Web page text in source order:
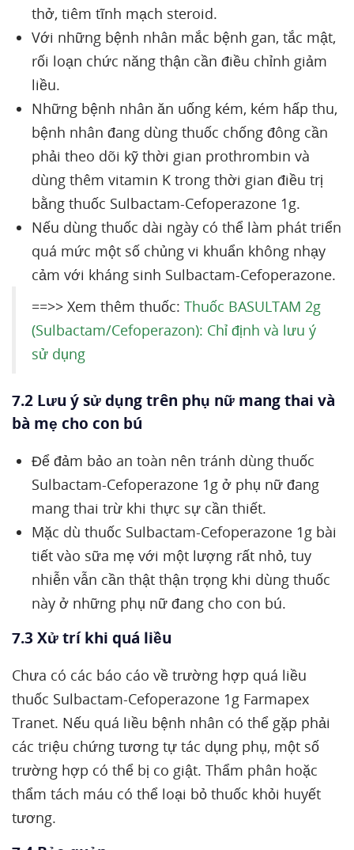
thở, tiêm tĩnh mạch steroid.
Với những bệnh nhân mắc bệnh gan, tắc mật,
rối loạn chức năng thận cần điều chỉnh giảm
liều.
Những bệnh nhân ăn uống kém, kém hấp thu,
bệnh nhân đang dùng thuốc chống đông cần
phải theo dõi kỹ thời gian prothrombin và
dùng thêm vitamin K trong thời gian điều trị
bằng thuốc Sulbactam-Cefoperazone 1g.
Nếu dùng thuốc dài ngày có thể làm phát triển
quá mức một số chủng vi khuẩn không nhạy
cảm với kháng sinh Sulbactam-Cefoperazone.
==>> Xem thêm thuốc: Thuốc BASULTAM 2g
(Sulbactam/Cefoperazon): Chỉ định và lưu ý
sử dụng
7.2 Lưu ý sử dụng trên phụ nữ mang thai và
bà mẹ cho con bú
Để đảm bảo an toàn nên tránh dùng thuốc
Sulbactam-Cefoperazone 1g ở phụ nữ đang
mang thai trừ khi thực sự cần thiết.
Mặc dù thuốc Sulbactam-Cefoperazone 1g bài
tiết vào sữa mẹ với một lượng rất nhỏ, tuy
nhiễn vẫn cần thật thận trọng khi dùng thuốc
này ở những phụ nữ đang cho con bú.
7.3 Xử trí khi quá liều
Chưa có các báo cáo về trường hợp quá liều
thuốc Sulbactam-Cefoperazone 1g Farmapex
Tranet. Nếu quá liều bệnh nhân có thể gặp phải
các triệu chứng tương tự tác dụng phụ, một số
trường hợp có thể bị co giật. Thẩm phân hoặc
thẩm tách máu có thể loại bỏ thuốc khỏi huyết
tương.